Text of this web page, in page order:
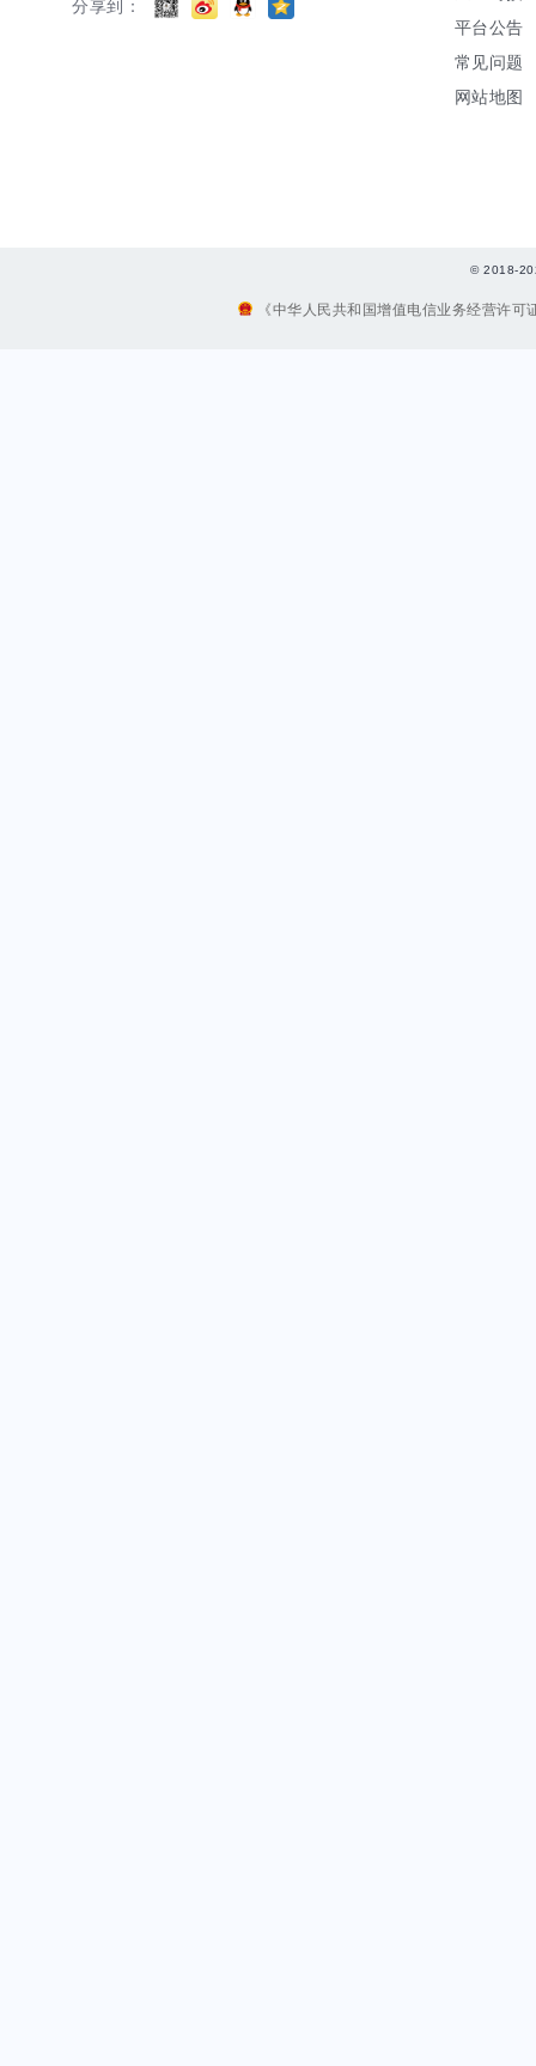
分享到：
平台公告
常见问题
网站地图
© 2018-
《中华人民共和国增值电信业务经营许